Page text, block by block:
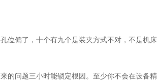
位偏了，十个有九个是装夹方式不对，不是机
问题三小时能锁定根因。至少你不会在设备